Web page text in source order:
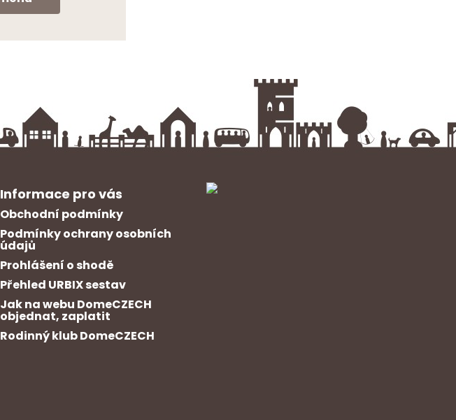
Informace pro vás
Obchodní podmínky
Podmínky ochrany osobních
údajů
Prohlášení o shodě
Přehled URBIX sestav
Jak na webu DomeCZECH
objednat, zaplatit
Rodinný klub DomeCZECH